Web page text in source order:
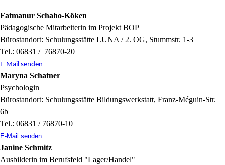
Fatmanur Schaho-Köken
Pädagogische Mitarbeiterin im Projekt BOP
Bürostandort: Schulungsstätte LUNA / 2. OG, Stummstr. 1-3
Tel.: 06831 / 76870-20
E-Mail senden
Maryna Schatner
Psychologin
Bürostandort: Schulungsstätte Bildungswerkstatt, Franz-Méguin-Str.
6b
Tel.: 06831 / 76870-10
E-Mail senden
Janine Schmitz
Ausbilderin im Berufsfeld "Lager/Handel"